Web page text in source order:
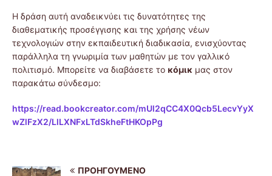
Η δράση αυτή αναδεικνύει τις δυνατότητες της
διαθεματικής προσέγγισης και της χρήσης νέων
τεχνολογιών στην εκπαιδευτική διαδικασία, ενισχύοντας
παράλληλα τη γνωριμία των μαθητών με τον γαλλικό
πολιτισμό. Μπορείτε να διαβάσετε το κόμικ μας στον
παρακάτω σύνδεσμο:
https://read.bookcreator.com/mUl2qCC4X0Qcb5LecvYyX
wZlFzX2/LlLXNFxLTdSkheFtHKOpPg
ΠΡΟΗΓΟΎΜΕΝΟ